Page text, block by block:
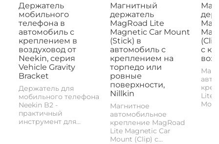
Держатель
мобильного
телефона в
автомобиль с
креплением в
воздуховод от
Neekin, серия
Vehicle Gravity
Bracket
Держатель для
мобильного телефона
Neekin B2 -
практичный
инструмент для...
Магнитный
держатель
MagRoad Lite
Magnetic Car Mount
(Stick) в
автомобиль с
креплением на
торпедо или
ровные
поверхности,
Nillkin
Магнитное
автомобильное
крепление MagRoad
Lite Magnetic Car
Mount (Clip) с...
с
Lite